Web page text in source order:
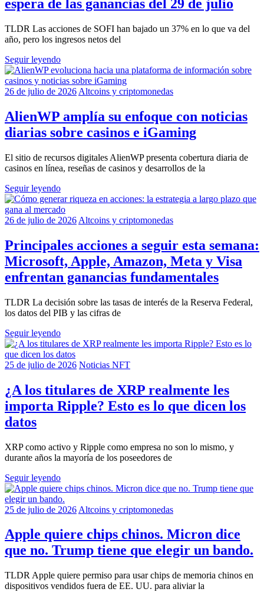
espera de las ganancias del 29 de julio
TLDR Las acciones de SOFI han bajado un 37% en lo que va del
año, pero los ingresos netos del
Seguir leyendo
26 de julio de 2026 Altcoins y criptomonedas
AlienWP amplía su enfoque con noticias
diarias sobre casinos e iGaming
El sitio de recursos digitales AlienWP presenta cobertura diaria de
casinos en línea, reseñas de casinos y desarrollos de la
Seguir leyendo
26 de julio de 2026 Altcoins y criptomonedas
Principales acciones a seguir esta semana:
Microsoft, Apple, Amazon, Meta y Visa
enfrentan ganancias fundamentales
TLDR La decisión sobre las tasas de interés de la Reserva Federal,
los datos del PIB y las cifras de
Seguir leyendo
25 de julio de 2026 Noticias NFT
¿A los titulares de XRP realmente les
importa Ripple? Esto es lo que dicen los
datos
XRP como activo y Ripple como empresa no son lo mismo, y
durante años la mayoría de los poseedores de
Seguir leyendo
25 de julio de 2026 Altcoins y criptomonedas
Apple quiere chips chinos. Micron dice
que no. Trump tiene que elegir un bando.
TLDR Apple quiere permiso para usar chips de memoria chinos en
dispositivos vendidos fuera de EE. UU. para aliviar la